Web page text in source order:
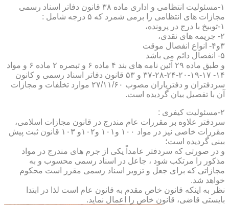
۱-مسئولیت انتظامی و اداری ماده ۳۸ قانون دفاتر اسناد رسمی
مجازات های انتظامی را برمی شمرد که ۵ درجه شامل :
۱-توبیخ با درج در پرونده،
۲- جریمه های نقدی،
۳و۴- انواع انفصال موقت
۵- انفصال دائم می باشد
و طبق ماده ۲۹ آئین نامه های بند ۴ ماده ۶ و تبصره ۲ ماده ۶ و مواد
۱۴- ۱۷-۱۹-۲۰-۲۴-۲۸-۳۷ و ۵۳ قانون دفاتر اسناد رسمی و کانون
سردفتران و دفتریاران مصوب ۲۷/۱۱/۶۰ موارد تخلفات و مجازات
آن با تفصیل بیان گردیده است.
۲-مسئولیت کیفری :
سردفتر علاوه بر مقررات عام مندرج در قانون مجازات اسلامی،
مقررات خاصی نیز در مواد ۱۰۰ و۱۰۱ و۱۰۲و ۱۰۳ قانون ثبت پیش
بینی گردیده است؛
و در صورتی که سردفتر عامداً یکی از جرم های مندرج در مواد
مذکور را مرتکب شود ، جاعل در اسناد رسمی محسوب و به
مجازاتی که برای جعل و تزویر اسناد رسمی مقرر است محکوم
خواهد شد.
نظر به اینکه قانون خاص مقدم به قانون عام است لذا در ابتدا
بایستی قاضی، قانون خاص را اعمال نماید.